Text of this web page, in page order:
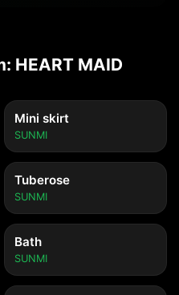
HEART MAID
Mini skirt
SUNMI
Tuberose
SUNMI
Bath
SUNMI